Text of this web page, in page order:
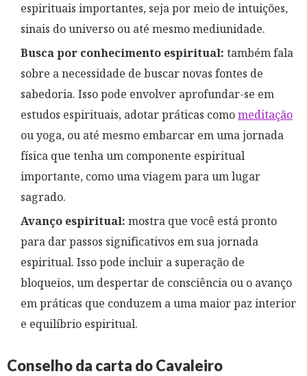
espirituais importantes, seja por meio de intuições,
sinais do universo ou até mesmo mediunidade.
Busca por conhecimento espiritual: também fala
sobre a necessidade de buscar novas fontes de
sabedoria. Isso pode envolver aprofundar-se em
estudos espirituais, adotar práticas comomeditação
ou yoga, ou até mesmo embarcar em uma jornada
física que tenha um componente espiritual
importante, como uma viagem para um lugar
sagrado.
Avanço espiritual: mostra que você está pronto
para dar passos significativos em sua jornada
espiritual. Isso pode incluir a superação de
bloqueios, um despertar de consciência ou o avanço
em práticas que conduzem a uma maior paz interior
e equilíbrio espiritual.
Conselho da carta do Cavaleiro